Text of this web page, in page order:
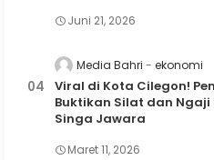
Juni 21, 2026
Media Bahri ekonomi
Viral di Kota Cilegon!
Buktikan Silat dan Ngaji
Singa Jawara
Maret 11, 2026